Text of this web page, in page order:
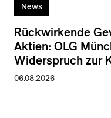
News
Rückwirkende
Aktien: OLG
Widerspruch zur
06.08.2026